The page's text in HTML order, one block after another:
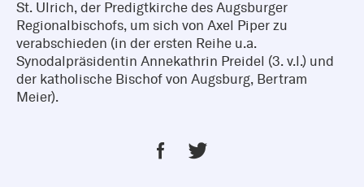
St. Ulrich, der Predigtkirche des Augsburger
Regionalbischofs, um sich von Axel Piper zu
verabschieden (in der ersten Reihe u.a.
Synodalpräsidentin Annekathrin Preidel (3. v.l.) und
der katholische Bischof von Augsburg, Bertram
Meier).